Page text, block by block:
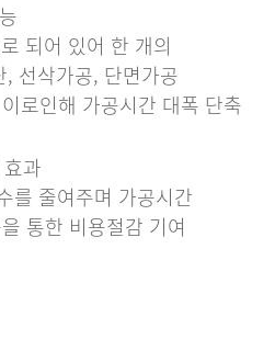
되어 있어 한 개의
선삭가공, 단면가공
로인해 가공시간 대폭 단축
과
를 줄여주며 가공시간
통한 비용절감 기여